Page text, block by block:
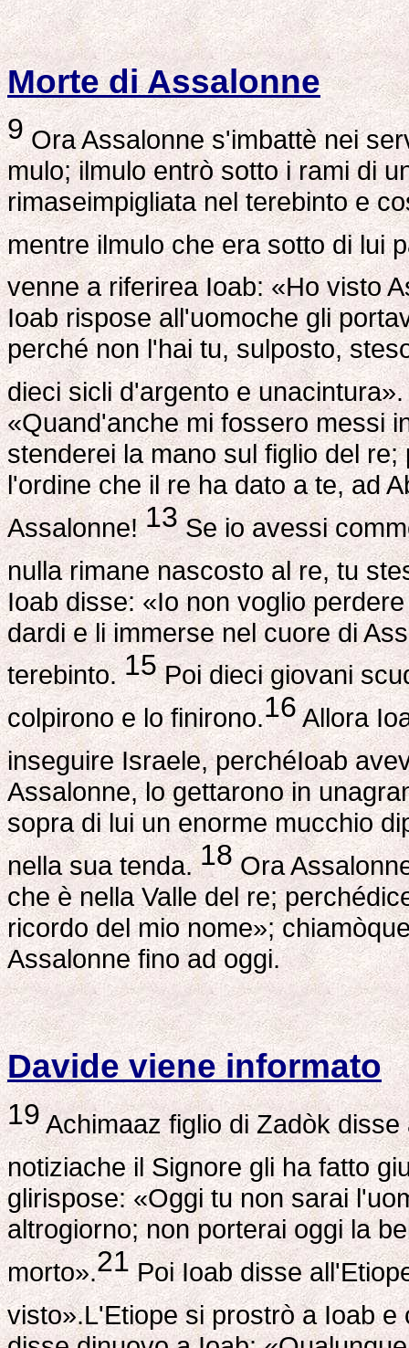
Morte di Assalonne
9Ora Assalonne s'imbattè nei
mulo; ilmulo entrò sotto i rami di
rimaseimpigliata nel terebinto e
mentre ilmulo che era sotto di lui
venne a riferirea Ioab: «Ho visto
Ioab rispose all'uomoche gli
perché non l'hai tu, sulposto,
dieci sicli d'argento e
«Quand'anche mi fossero messi
stenderei la mano sul figlio del
l'ordine che il re ha dato a te, ad
Assalonne!13Se io avessi
nulla rimane nascosto al re, tu
Ioab disse: «Io non voglio
dardi e li immerse nel cuore di
terebinto.15Poi dieci giovani
colpirono e lo finirono.16Allora
inseguire Israele, perchéIoab
Assalonne, lo gettarono in
sopra di lui un enorme mucchio
nella sua tenda.18Ora
che è nella Valle del re;
ricordo del mio nome»;
Assalonne fino ad oggi.
Davide viene informato
19Achimaaz figlio di Zadòk
notiziache il Signore gli ha fatto
glirispose: «Oggi tu non sarai
altrogiorno; non porterai oggi la
morto».21Poi Ioab disse
visto».L'Etiope si prostrò a Ioab